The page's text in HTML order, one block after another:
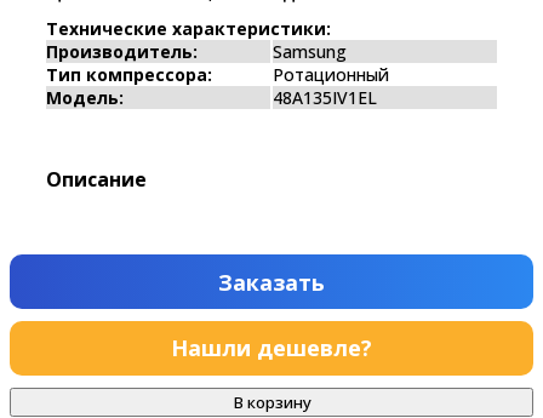
Технические характеристики:
Производитель:
Samsung
Тип компрессора:
Ротационный
Модель:
48A135IV1EL
Описание
Заказать
Нашли дешевле?
В корзину